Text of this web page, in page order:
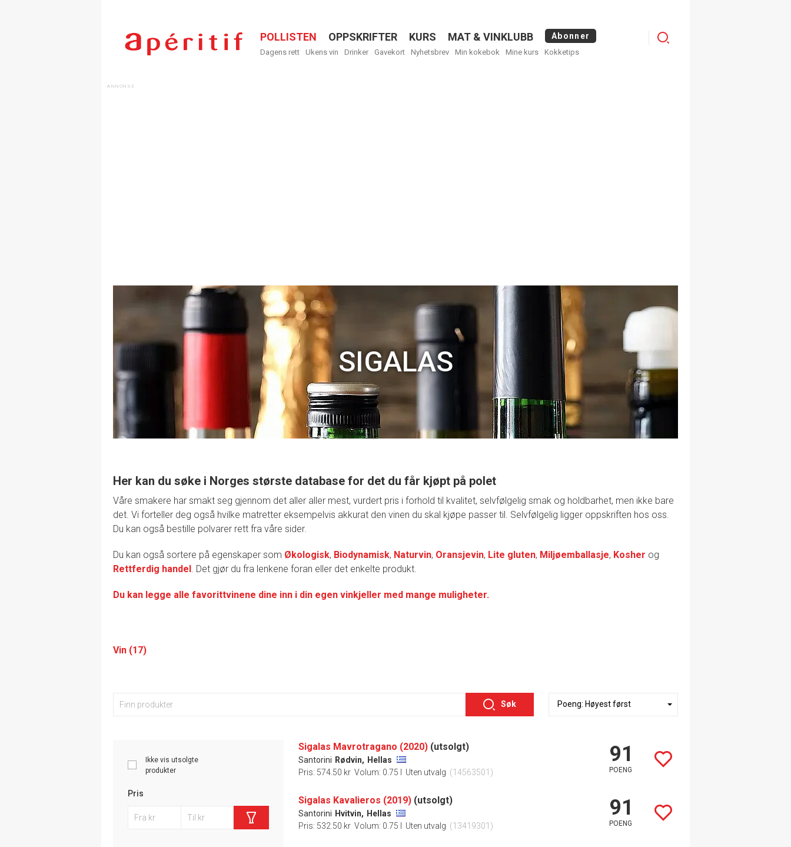
Menu
POLLISTEN OPPSKRIFTER KURS MAT & VINKLUBB Abonner
Dagens rett Ukens vin Drinker Gavekort Nyhetsbrev Min kokebok Mine kurs Kokketips
Logg
SIGALAS
Her kan du søke i Norges største database for det du får kjøpt på polet
Våre smakere har smakt seg gjennom det aller aller mest, vurdert pris i forhold til kvalitet, selvfølgelig smak og holdbarhet, men ikke bare
det. Vi forteller deg også hvilke matretter eksempelvis akkurat den vinen du skal kjøpe passer til. Selvfølgelig ligger oppskriften hos oss.
Du kan også bestille polvarer rett fra våre sider.
Du kan også sortere på egenskaper som Økologisk, Biodynamisk, Naturvin, Oransjevin, Lite gluten, Miljøemballasje, Kosher og
Rettferdig handel. Det gjør du fra lenkene foran eller det enkelte produkt.
Du kan legge alle favorittvinene dine inn i din egen vinkjeller med mange muligheter.
Vin (17)
Søk
Ikke vis utsolgte
produkter
Pris
Sigalas Mavrotragano (2020) (utsolgt)
Santorini Rødvin, Hellas
Pris: 574.50 kr Volum: 0.75 l Uten utvalg (14563501)
91
POENG
Sigalas Kavalieros (2019) (utsolgt)
Santorini Hvitvin, Hellas
Pris: 532.50 kr Volum: 0.75 l Uten utvalg (13419301)
91
POENG